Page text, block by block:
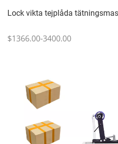
Lock vikta tejplåda
$1366.00-3400.00